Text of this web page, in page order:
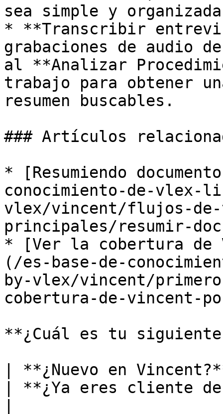
sea simple y
* **Transcribir
grabaciones de audio
al **Analizar
trabajo para obtener
resumen buscables.
### Artículos
* [Resumiendo
conocimiento-de-vlex-
vlex/vincent/flujos-
principales/resumir-
* [Ver la cobertura
(/es-base-de-
by-vlex/vincent/
cobertura-de-vincent-
**¿Cuál es tu siguiente
| **¿Nuevo en
| **¿Ya eres cliente